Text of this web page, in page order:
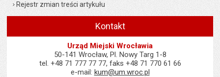
Rejestr zmian treści artykułu
Kontakt
Urząd Miejski Wrocławia
50-141 Wrocław, Pl. Nowy Targ 1-8
tel. +48 71 777 77 77, faks +48 71 770 61 66
e-mail: kum@um.wroc.pl